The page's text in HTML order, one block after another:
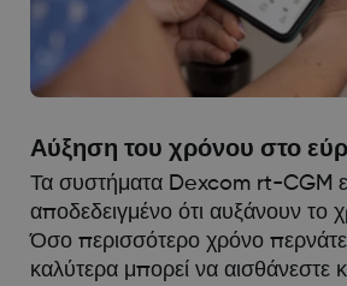
Αύξηση του χρόνου στο
Τα συστήματα Dexcom rt-CGM
αποδεδειγμένο ότι αυξάνουν το
Όσο περισσότερο χρόνο
καλύτερα μπορεί να αισθάνεστε